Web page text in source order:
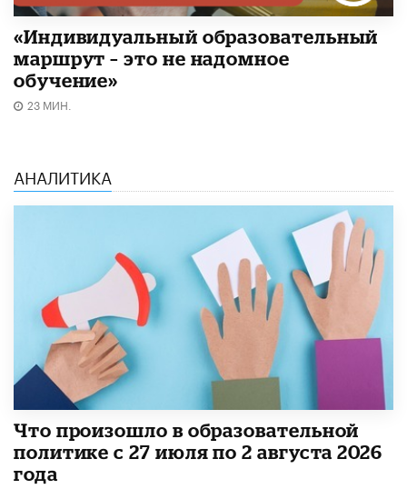
«Индивидуальный образовательный
маршрут – это не надомное
обучение»
23 МИН.
АНАЛИТИКА
​Что произошло в образовательной
политике с 27 июля по 2 августа 2026
года